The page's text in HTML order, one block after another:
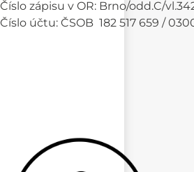
Číslo zápisu v OR: Brno/odd.C/
Číslo účtu: ČSOB 182 517 659 /